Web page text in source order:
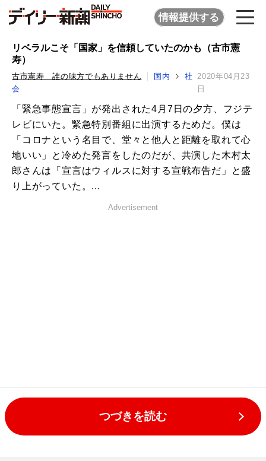
情報提供する
リベラルこそ「国家」を信頼していたのかも（古市憲
寿）
古市憲寿 誰の味方でもありません 国内
社
会
2020年04月23
日
「緊急事態宣言」が発出された4月7日の夕方、フジテ
レビにいた。緊急特別番組に出演するためだ。僕は
「コロナという名目で、堂々と他人と距離を取れて心
地いい」と冷めた発言をしたのだが、共演した木村太
郎さんは「宣言はウィルスに対する宣戦布告だ」と盛
り上がっていた。...
Advertisement
つづきを読む